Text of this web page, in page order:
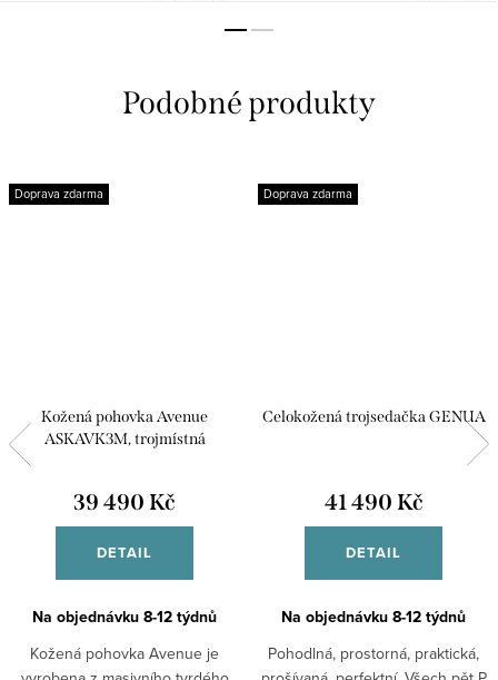
Doprava zdarma
Kožená pohovka Avenue
ASKAVK3M, trojmístná
39 490 Kč
DETAIL
Na objednávku 8-12 týdnů
Kožená pohovka Avenue je
Doprava zdarma
Celokožená trojsedačka GENUA
41 490 Kč
DETAIL
Na objednávku 8-12 týdnů
Pohodlná, prostorná, praktická,